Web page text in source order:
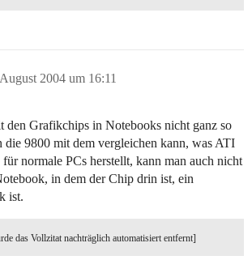
2004 um 16:11
den Grafikchips in Notebooks nicht ganz so
die 9800 mit dem vergleichen kann, was ATI
normale PCs herstellt, kann man auch nicht
in dem der Chip drin ist, ein
ist.
das Vollzitat nachträglich automatisiert entfernt]